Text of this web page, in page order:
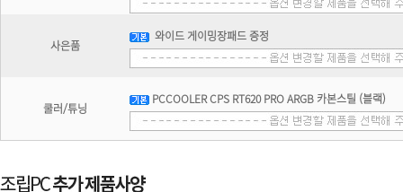
사은품
와이드 게이밍장패드 증정
쿨러/튜닝
PCCOOLER CPS RT620 PRO ARGB 카본스틸 (블랙)